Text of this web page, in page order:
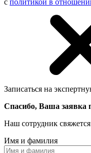
Записаться на
Спасибо, Ваша заявка
Наш сотрудник
Имя и фамилия